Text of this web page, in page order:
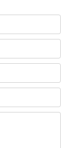
la calidad del